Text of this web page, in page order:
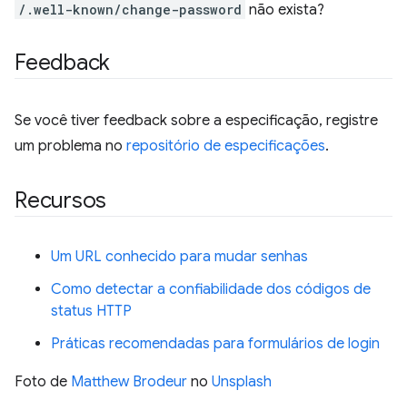
/.well-known/change-password não exista?
Feedback
Se você tiver feedback sobre a especificação, registre
um problema no repositório de especificações.
Recursos
Um URL conhecido para mudar senhas
Como detectar a confiabilidade dos códigos de
status HTTP
Práticas recomendadas para formulários de login
Foto de Matthew Brodeur no Unsplash